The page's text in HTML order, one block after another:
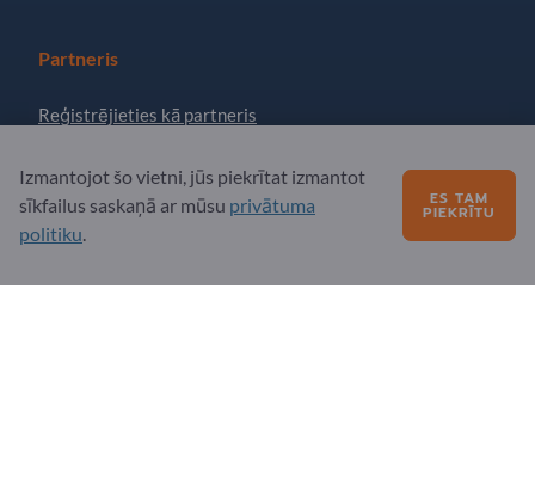
Partneris
Reģistrējieties kā partneris
Jautājumi?
Biežāk uzdotie jautājumi
Izmantojot šo vietni, jūs piekrītat izmantot
sīkfailus saskaņā ar mūsu privātuma
politiku.
ES TAM
PIEKRĪTU